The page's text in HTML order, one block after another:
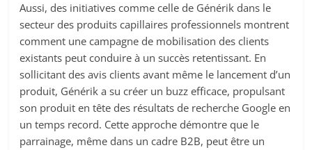
Aussi, des initiatives comme celle de Générik dans le
secteur des produits capillaires professionnels montrent
comment une campagne de mobilisation des clients
existants peut conduire à un succès retentissant. En
sollicitant des avis clients avant même le lancement d’un
produit, Générik a su créer un buzz efficace, propulsant
son produit en tête des résultats de recherche Google en
un temps record. Cette approche démontre que le
parrainage, même dans un cadre B2B, peut être un